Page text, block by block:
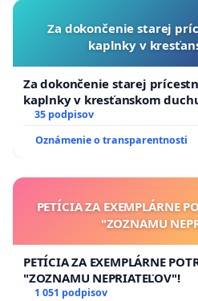
Za dokončenie starej
kaplnky v
Za dokončenie starej
kaplnky v kresťanskom
35 podpisov
Oznámenie o transparentnosti
PETÍCIA ZA EXEMPLÁRNE
"ZOZNAMU
PETÍCIA ZA EXEMPLÁRNE
"ZOZNAMU NEPRIATEĽOV"!
1 051 podpisov